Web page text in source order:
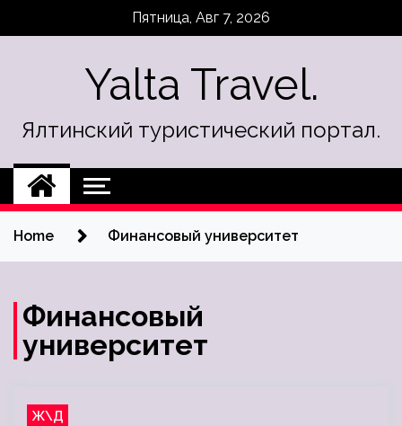
Пятница, Авг 7, 2026
Yalta Travel.
Ялтинский туристический портал.
Home Финансовый университет
Финансовый
университет
Ж\Д